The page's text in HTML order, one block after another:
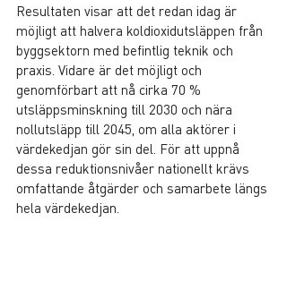
Resultaten visar att det redan idag är
möjligt att halvera koldioxidutsläppen från
byggsektorn med befintlig teknik och
praxis. Vidare är det möjligt och
genomförbart att nå cirka 70 %
utsläppsminskning till 2030 och nära
nollutsläpp till 2045, om alla aktörer i
värdekedjan gör sin del. För att uppnå
dessa reduktionsnivåer nationellt krävs
omfattande åtgärder och samarbete längs
hela värdekedjan.